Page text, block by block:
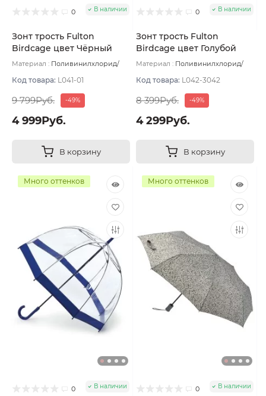
0 В наличии
Зонт трость Fulton
Birdcage цвет Чёрный
Материал : Поливинилхлорид/
530 г
Код товара: L041-01
9 799Руб. -49%
4 999Руб.
В корзину
0 В наличии
Зонт трость Fulton
Birdcage цвет Голубой
Материал : Поливинилхлорид/
530 г
Код товара: L042-3042
8 399Руб. -49%
4 299Руб.
В корзину
Много оттенков
0 В наличии
Много оттенков
0 В наличии